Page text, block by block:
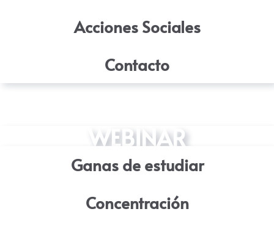
Acciones Sociales
Contacto
WEBINAR
Ganas de estudiar
Concentración